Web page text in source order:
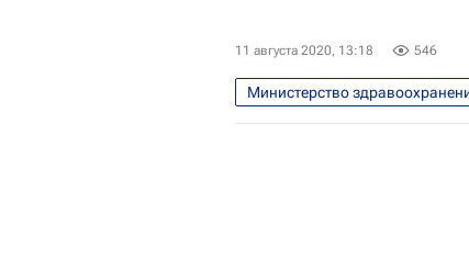
11 августа 2020, 13:18 546
Министерство
СН_Образование